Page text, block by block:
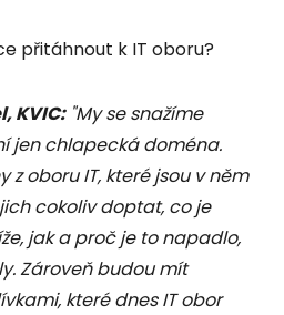
přitáhnout k IT oboru?
KVIC:"My se snažíme
jen chlapecká doména.
z oboru IT, které jsou v něm
cokoliv doptat, co je
jak a proč je to napadlo,
Zároveň budou mít
které dnes IT obor